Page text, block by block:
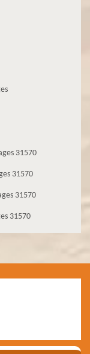
31570
31570
31570
31570